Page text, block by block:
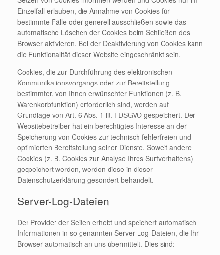
Einzelfall erlauben, die Annahme von Cookies für
bestimmte Fälle oder generell ausschließen sowie das
automatische Löschen der Cookies beim Schließen des
Browser aktivieren. Bei der Deaktivierung von Cookies kann
die Funktionalität dieser Website eingeschränkt sein.
Cookies, die zur Durchführung des elektronischen
Kommunikationsvorgangs oder zur Bereitstellung
bestimmter, von Ihnen erwünschter Funktionen (z. B.
Warenkorbfunktion) erforderlich sind, werden auf
Grundlage von Art. 6 Abs. 1 lit. f DSGVO gespeichert. Der
Websitebetreiber hat ein berechtigtes Interesse an der
Speicherung von Cookies zur technisch fehlerfreien und
optimierten Bereitstellung seiner Dienste. Soweit andere
Cookies (z. B. Cookies zur Analyse Ihres Surfverhaltens)
gespeichert werden, werden diese in dieser
Datenschutzerklärung gesondert behandelt.
Server-Log-Dateien
Der Provider der Seiten erhebt und speichert automatisch
Informationen in so genannten Server-Log-Dateien, die Ihr
Browser automatisch an uns übermittelt. Dies sind: